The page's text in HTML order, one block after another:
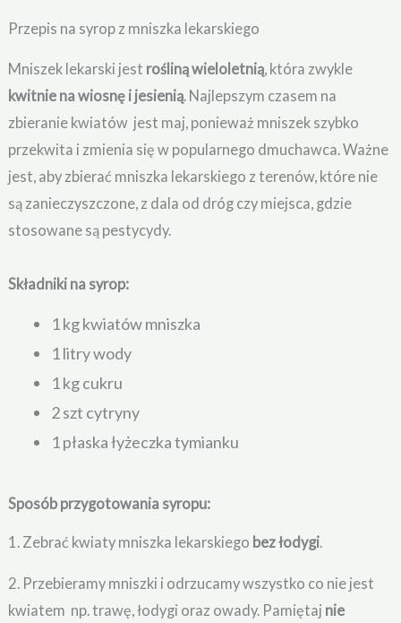
Przepis na syrop z mniszka lekarskiego
Mniszek lekarski jest rośliną wieloletnią, która zwykle
kwitnie na wiosnę i jesienią. Najlepszym czasem na
zbieranie kwiatów jest maj, ponieważ mniszek szybko
przekwita i zmienia się w popularnego dmuchawca. Ważne
jest, aby zbierać mniszka lekarskiego z terenów, które nie
są zanieczyszczone, z dala od dróg czy miejsca, gdzie
stosowane są pestycydy.
Składniki na syrop:
1 kg kwiatów mniszka
1 litry wody
1 kg cukru
2 szt cytryny
1 płaska łyżeczka tymianku
Sposób przygotowania syropu:
1. Zebrać kwiaty mniszka lekarskiego bez łodygi.
2. Przebieramy mniszki i odrzucamy wszystko co nie jest
kwiatem np. trawę, łodygi oraz owady. Pamiętaj nie